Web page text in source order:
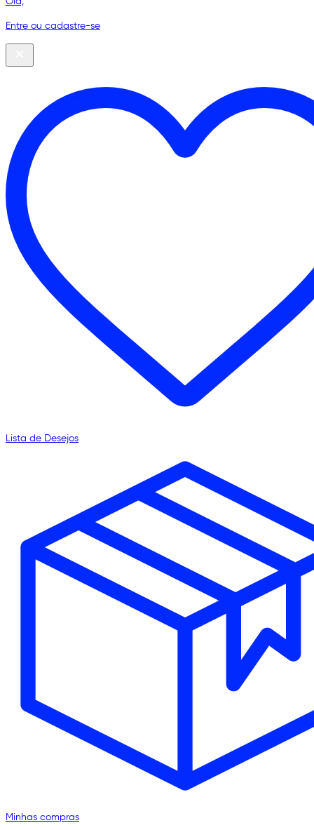
Entre ou cadastre-se
Lista de Desejos
Minhas compras